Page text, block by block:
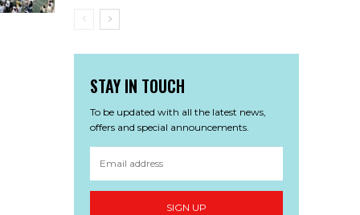
STAY IN TOUCH
To be updated with all the latest news,
offers and special announcements.
SIGN UP